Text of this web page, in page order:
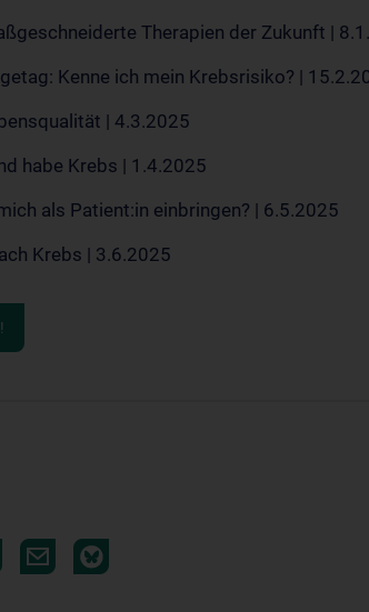
Therapien der Zukunft |
Kenne ich mein Krebsrisiko? |
| 4.3.2025
habe Krebs | 1.4.2025
als Patient:in einbringen? | 6.5.2025
Krebs | 3.6.2025